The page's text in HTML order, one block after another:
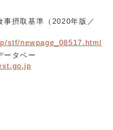
事摂取基準（2020年版／
stf/newpage_08517.html
ータベー